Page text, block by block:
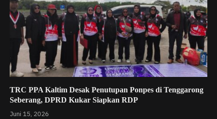
TRC PPA Kaltim Desak Penutupan Ponpes di Tenggarong
Seberang, DPRD Kukar Siapkan RDP
Juni 15, 2026